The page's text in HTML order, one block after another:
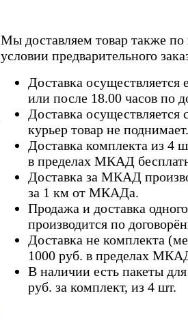
Мы доставляем товар также
условии предварительного
Доставка осуществляется
или после 18.00 часов по
Доставка осуществляется
курьер товар не поднимает.
Доставка комплекта из 4
в пределах МКАД
Доставка за МКАД
за 1 км от МКАДа.
Продажа и доставка
производится по
Доставка не комплекта
1000 руб. в пределах
В наличии есть пакеты
руб. за комплект, из 4 шт.